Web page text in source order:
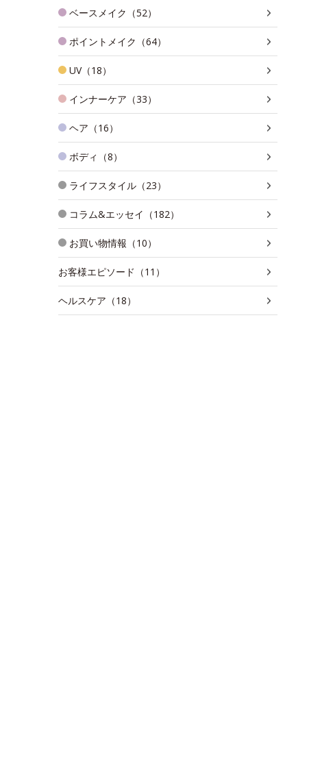
ベースメイク（52）
ポイントメイク（64）
UV（18）
インナーケア（33）
ヘア（16）
ボディ（8）
ライフスタイル（23）
コラム&エッセイ（182）
お買い物情報（10）
お客様エピソード（11）
ヘルスケア（18）